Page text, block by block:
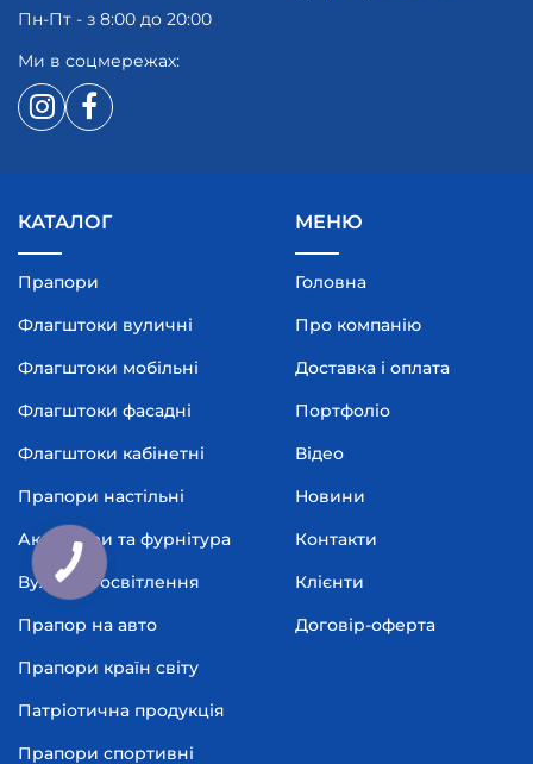
Пн-Пт - з 8:00 до 20:00
Ми в соцмережах:
КАТАЛОГ
Прапори
Флагштоки вуличні
Флагштоки мобільні
Флагштоки фасадні
Флагштоки кабінетні
Прапори настільні
Аксесуари та фурнітура
Вуличне освітлення
Прапор на авто
Прапори країн світу
Патріотична продукція
Прапори спортивні
МЕНЮ
Головна
Про компанію
Доставка і оплата
Портфоліо
Відео
Новини
Контакти
Клієнти
Договір-оферта